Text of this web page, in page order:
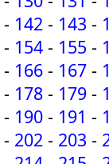
- 142 - 143 -
- 154 - 155 -
- 166 - 167 -
- 178 - 179 -
- 190 - 191 -
- 202 - 203 -